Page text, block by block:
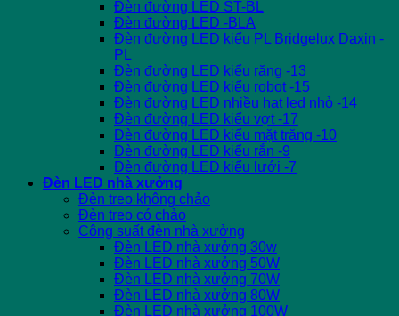
Đèn đường LED ST-BL
Đèn đường LED -BLA
Đèn đường LED kiểu PL Bridgelux Daxin -
PL
Đèn đường LED kiểu răng -13
Đèn đường LED kiểu robot -15
Đèn đường LED nhiều hạt led nhỏ -14
Đèn đường LED kiểu vợt -17
Đèn đường LED kiểu mặt trăng -10
Đèn đường LED kiểu rắn -9
Đèn đường LED kiểu lưới -7
Đèn LED nhà xưởng
Đèn treo không chảo
Đèn treo có chảo
Công suất đèn nhà xưởng
Đèn LED nhà xưởng 30w
Đèn LED nhà xưởng 50W
Đèn LED nhà xưởng 70W
Đèn LED nhà xưởng 80W
Đèn LED nhà xưởng 100W